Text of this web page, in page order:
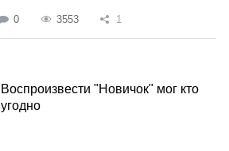
0 3553 1
Воспроизвести "Новичок" мог кто
угодно